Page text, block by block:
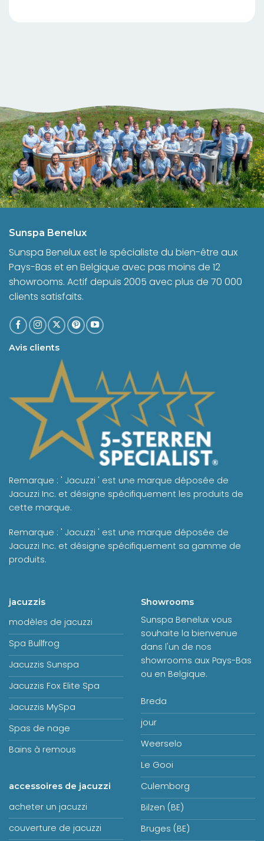
Sunspa Benelux
Sunspa Benelux est le spécialiste du bien-être aux
Pays-Bas et en Belgique avec pas moins de 12
showrooms. Actif depuis 2005 avec plus de 70 000
clients satisfaits.
Avis clients
Remarque : ' Jacuzzi ' est une marque déposée de
Jacuzzi Inc. et désigne spécifiquement les produits de
cette marque.
Remarque : ' Jacuzzi ' est une marque déposée de
Jacuzzi Inc. et désigne spécifiquement sa gamme de
produits.
jacuzzis
modèles de jacuzzi
Spa Bullfrog
Jacuzzis Sunspa
Jacuzzis Fox Elite Spa
Jacuzzis MySpa
Spas de nage
Bains à remous
accessoires de jacuzzi
acheter un jacuzzi
couverture de jacuzzi
Showrooms
Sunspa Benelux vous
souhaite la bienvenue
dans l'un de nos
showrooms aux Pays-Bas
ou en Belgique.
Breda
jour
Weerselo
Le Gooi
Culemborg
Bilzen (BE)
Bruges (BE)